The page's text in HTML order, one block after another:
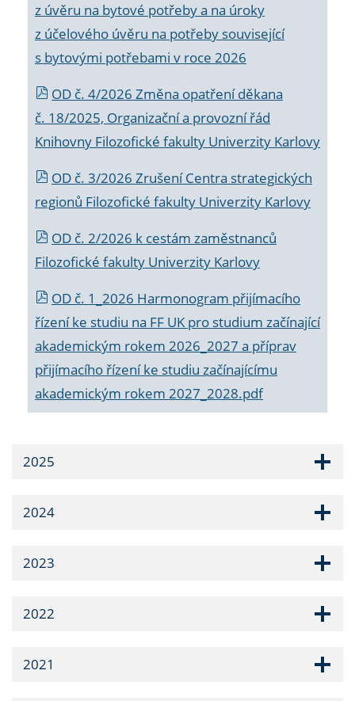
z úvěru na bytové potřeby a na úroky
z účelového úvěru na potřeby související
s bytovými potřebami v roce 2026
OD č. 4/2026 Změna opatření děkana
č. 18/2025, Organizační a provozní řád
Knihovny Filozofické fakulty Univerzity Karlovy
OD č. 3/2026 Zrušení Centra strategických
regionů Filozofické fakulty Univerzity Karlovy
OD č. 2/2026 k cestám zaměstnanců
Filozofické fakulty Univerzity Karlovy
OD č. 1_2026 Harmonogram přijímacího
řízení ke studiu na FF UK pro studium začínající
akademickým rokem 2026_2027 a příprav
přijímacího řízení ke studiu začínajícímu
akademickým rokem 2027_2028.pdf
2025
2024
2023
2022
2021